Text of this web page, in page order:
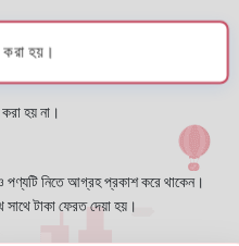
করা হয়।
হয় না।
নিতে আগ্রহ প্রকাশ করে থাকেন।
টাকা ফেরত দেয়া হয়।